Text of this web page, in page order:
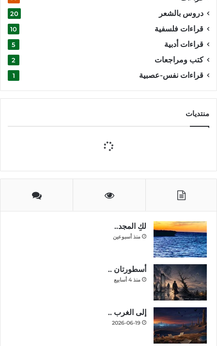
دروس بالشعر 20
قراءات فلسفية 10
قراءات أدبية 5
كتب ومراجعات 2
قراءات نفس-عصبية 1
منتديات
لكِ المجد..
منذ أسبوعين
أسطورتان ..
منذ 4 أسابيع
إلى الغرب ..
2026-06-19